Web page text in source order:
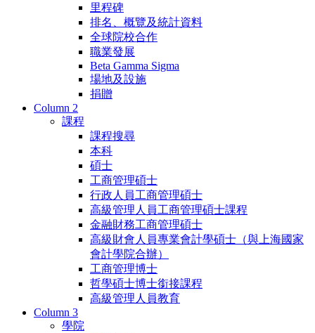
里程碑
排名、概覽及統計資料
全球院校合作
職業發展
Beta Gamma Sigma
場地及設施
捐贈
Column 2
課程
課程搜尋
本科
碩士
工商管理碩士
行政人員工商管理碩士
高級管理人員工商管理碩士課程
金融財務工商管理碩士
高級財會人員專業會計學碩士（與上海國家
會計學院合辦）
工商管理博士
哲學碩士博士銜接課程
高級管理人員教育
Column 3
學院